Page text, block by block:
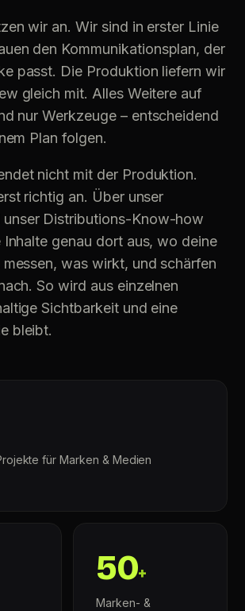
wir an. Wir sind in erster Linie
den Kommunikationsplan, der
passt. Die Produktion liefern wir
gleich mit. Alles Weitere auf
nur Werkzeuge – entscheidend
Plan folgen.
nicht mit der Produktion.
richtig an. Über unser
Distributions-Know-how
genau dort aus, wo deine
was wirkt, und schärfen
So wird aus einzelnen
Sichtbarkeit und eine
bleibt.
für Marken & Medien
50+
Marken- &